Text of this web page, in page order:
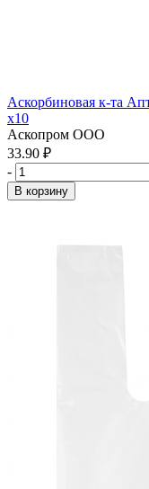
Аскорбиновая к-та
x10
Аскопром ООО
33.90 ₽
-
В корзину